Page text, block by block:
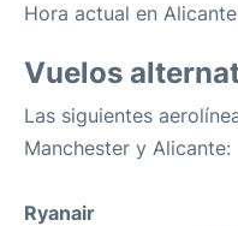
Hora actual en
Vuelos
Las siguientes
Manchester y Alicante:
Ryanair